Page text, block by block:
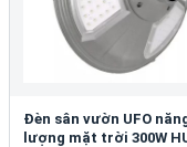
Đèn sân vườn UFO
lượng mặt trời 300W